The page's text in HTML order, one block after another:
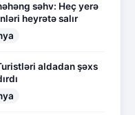
səhv: Heç yerə
heyrətə salır
aldadan şəxs